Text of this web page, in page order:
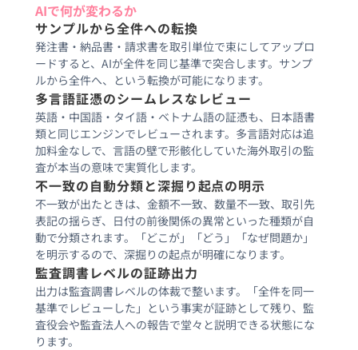
AIで何が変わるか
サンプルから全件への転換
発注書・納品書・請求書を取引単位で束にしてアップロ
ードすると、AIが全件を同じ基準で突合します。サンプ
ルから全件へ、という転換が可能になります。
多言語証憑のシームレスなレビュー
英語・中国語・タイ語・ベトナム語の証憑も、日本語書
類と同じエンジンでレビューされます。多言語対応は追
加料金なしで、言語の壁で形骸化していた海外取引の監
査が本当の意味で実質化します。
不一致の自動分類と深掘り起点の明示
不一致が出たときは、金額不一致、数量不一致、取引先
表記の揺らぎ、日付の前後関係の異常といった種類が自
動で分類されます。「どこが」「どう」「なぜ問題か」
を明示するので、深掘りの起点が明確になります。
監査調書レベルの証跡出力
出力は監査調書レベルの体裁で整います。「全件を同一
基準でレビューした」という事実が証跡として残り、監
査役会や監査法人への報告で堂々と説明できる状態にな
ります。